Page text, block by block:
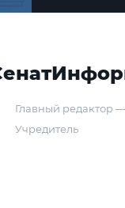
Главный редактор
Учредитель